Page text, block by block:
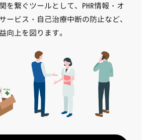
を繋ぐツールとして、PHR情報・オ
ービス・自己治療中断の防止など、
向上を図ります。